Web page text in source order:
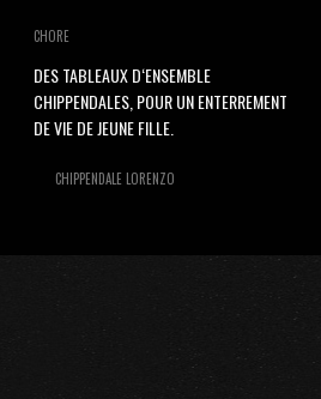
CHORE
DES TABLEAUX D‘ENSEMBLE
CHIPPENDALES, POUR UN ENTERREMENT
DE VIE DE JEUNE FILLE.
CHIPPENDALE LORENZO